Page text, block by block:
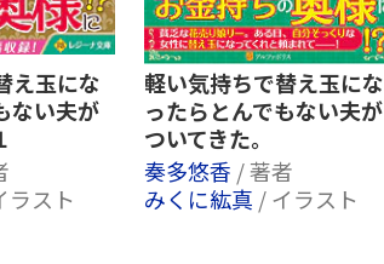
え玉にな
ない夫が
ラスト
軽い気持ちで替え玉にな
ったらとんでもない夫が
ついてきた。
奏多悠香 / 著者
みくに紘真 / イラスト